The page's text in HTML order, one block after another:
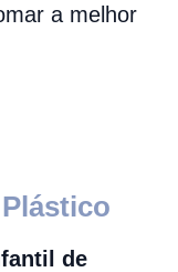
a melhor
de